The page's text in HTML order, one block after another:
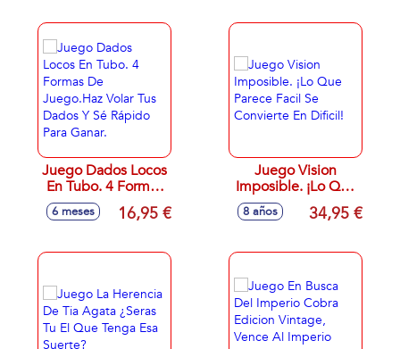
Juego Dados Locos
En Tubo. 4 Formas
De Juego.Haz Volar
Tus Dados Y Sé
6 meses 16,95 €
Juego Vision
Imposible. ¡Lo Que
Parece Facil Se
Convierte En Dificil!
8 años 34,95 €